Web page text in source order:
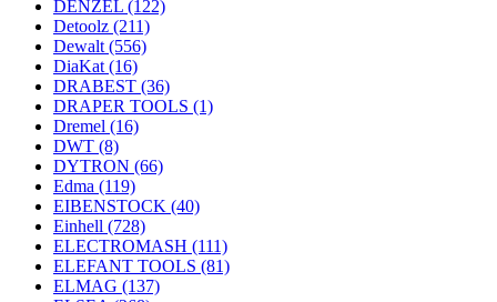
DENZEL (122)
Detoolz (211)
Dewalt (556)
DiaKat (16)
DRABEST (36)
DRAPER TOOLS (1)
Dremel (16)
DWT (8)
DYTRON (66)
Edma (119)
EIBENSTOCK (40)
Einhell (728)
ELECTROMASH (111)
ELEFANT TOOLS (81)
ELMAG (137)